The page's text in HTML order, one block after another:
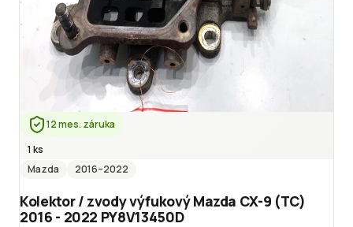
12 mes. záruka
1 ks
Mazda
2016–2022
Kolektor / zvody výfukový Mazda CX-9 (TC)
2016 - 2022 PY8V13450D